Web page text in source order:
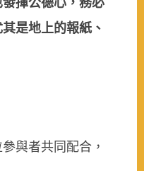
是地上的報紙、
與者共同配合，